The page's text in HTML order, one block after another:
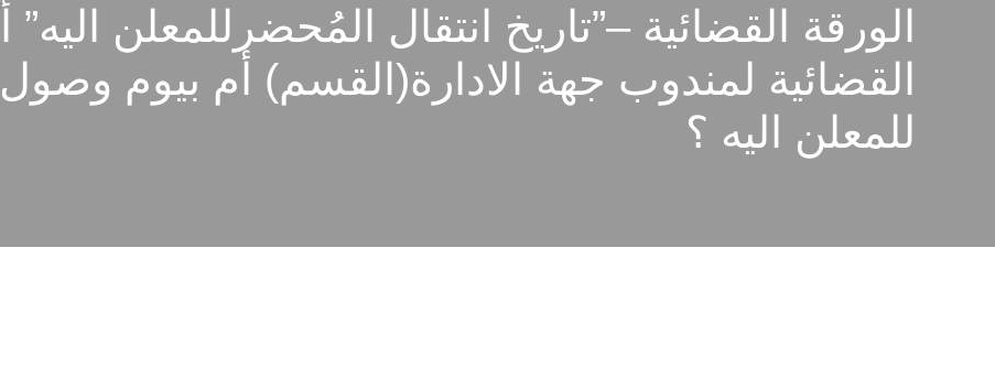
الورقة القضائية –”تاريخ انتقال المُحضرللمعلن
القضائية لمندوب جهة الادارة(القسم) أم بيوم
للمعلن اليه ؟